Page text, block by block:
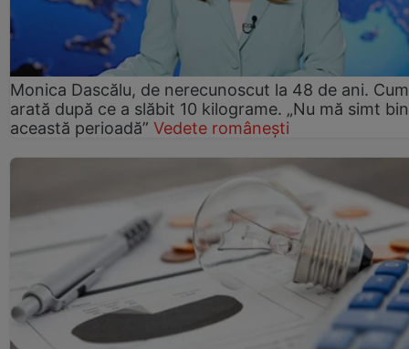
Monica Dascălu, de nerecunoscut la 48 de ani. Cum
arată după ce a slăbit 10 kilograme. „Nu mă simt
această perioadă” Vedete românești